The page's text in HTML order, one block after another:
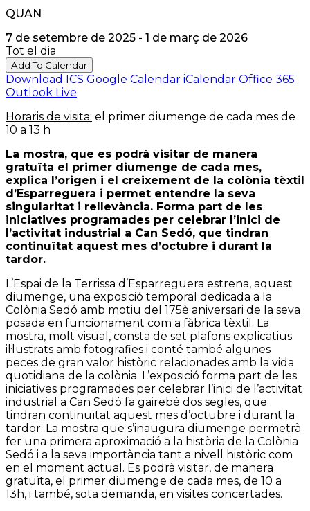
QUAN
7 de setembre de 2025 - 1 de març de 2026
Tot el dia
Add To Calendar
Download ICS Google Calendar iCalendar Office 365
Outlook Live
Horaris de visita: el primer diumenge de cada mes de
10 a 13 h
La mostra, que es podrà visitar de manera
gratuïta el primer diumenge de cada mes,
explica l’origen i el creixement de la colònia tèxtil
d’Esparreguera i permet entendre la seva
singularitat i rellevància. Forma part de les
iniciatives programades per celebrar l’inici de
l’activitat industrial a Can Sedó, que tindran
continuïtat aquest mes d’octubre i durant la
tardor.
L’Espai de la Terrissa d’Esparreguera estrena, aquest
diumenge, una exposició temporal dedicada a la
Colònia Sedó amb motiu del 175è aniversari de la seva
posada en funcionament com a fàbrica tèxtil. La
mostra, molt visual, consta de set plafons explicatius
il·lustrats amb fotografies i conté també algunes
peces de gran valor històric relacionades amb la vida
quotidiana de la colònia. L’exposició forma part de les
iniciatives programades per celebrar l’inici de l’activitat
industrial a Can Sedó fa gairebé dos segles, que
tindran continuïtat aquest mes d’octubre i durant la
tardor. La mostra que s’inaugura diumenge permetrà
fer una primera aproximació a la història de la Colònia
Sedó i a la seva importància tant a nivell històric com
en el moment actual. Es podrà visitar, de manera
gratuïta, el primer diumenge de cada mes, de 10 a
13h, i també, sota demanda, en visites concertades.